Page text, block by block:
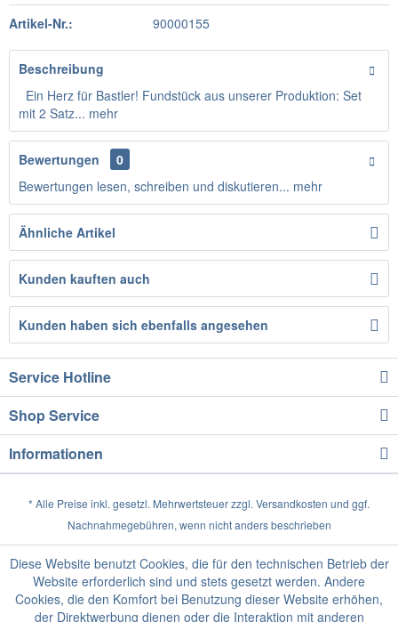
Artikel-Nr.: 90000155
Beschreibung
Ein Herz für Bastler! Fundstück aus unserer Produktion: Set
mit 2 Satz... mehr
Bewertungen
0
Bewertungen lesen, schreiben und diskutieren... mehr
Ähnliche Artikel
Kunden kauften auch
Kunden haben sich ebenfalls angesehen
Service Hotline
Shop Service
Informationen
* Alle Preise inkl. gesetzl. Mehrwertsteuer zzgl. Versandkosten und ggf.
Nachnahmegebühren, wenn nicht anders beschrieben
Diese Website benutzt Cookies, die für den technischen Betrieb der
Website erforderlich sind und stets gesetzt werden. Andere
Cookies, die den Komfort bei Benutzung dieser Website erhöhen,
der Direktwerbung dienen oder die Interaktion mit anderen